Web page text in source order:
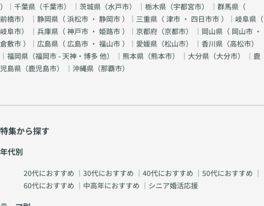
）｜千葉県（千葉市） ｜茨城県（水戸市） ｜栃木県（宇都宮市） ｜群馬県（
前橋市） ｜静岡県（浜松市 ・ 静岡市）｜三重県（津市 ・ 四日市市）｜岐阜県（
岐阜市） ｜兵庫県（神戸市 ・ 姫路市）｜京都府（京都市） ｜岡山県（ 岡山市 ・
倉敷市）｜広島県（広島市 ・ 福山市）｜愛媛県（松山市） ｜香川県（高松市）
｜福岡県（福岡市 - 天神・博多 他） ｜熊本県（熊本市） ｜大分県（大分市） ｜鹿
児島県（鹿児島市） ｜沖縄県（那覇市）
特集から探す
年代別
20代におすすめ 30代におすすめ 40代におすすめ 50代におすすめ
60代におすすめ
中高年におすすめ シニア婚活応援